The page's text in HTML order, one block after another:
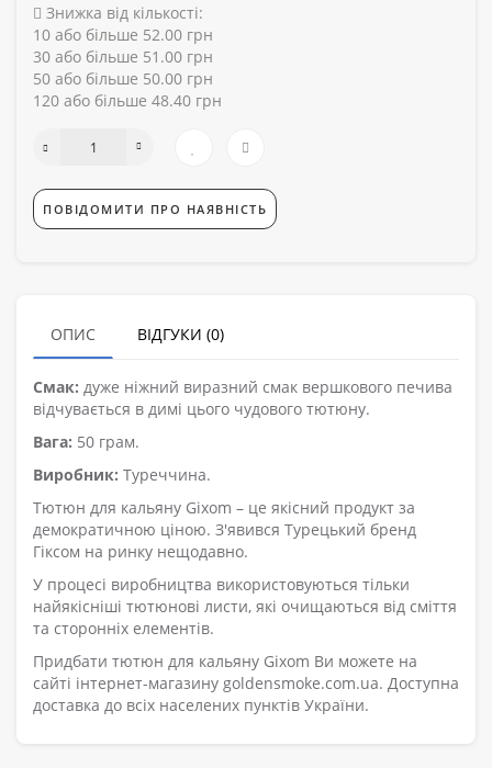
Знижка від кількості:
10 або більше 52.00 грн
30 або більше 51.00 грн
50 або більше 50.00 грн
120 або більше 48.40 грн
ПОВІДОМИТИ ПРО НАЯВНІСТЬ
ОПИС ВІДГУКИ (0)
Смак: дуже ніжний виразний смак вершкового печива
відчувається в димі цього чудового тютюну.
Вага: 50 грам.
Виробник: Туреччина.
Тютюн для кальяну Gixom – це якісний продукт за
демократичною ціною. З'явився Турецький бренд
Гіксом на ринку нещодавно.
У процесі виробництва використовуються тільки
найякісніші тютюнові листи, які очищаються від сміття
та сторонніх елементів.
Придбати тютюн для кальяну Gixom Ви можете на
сайті інтернет-магазину goldensmoke.com.ua. Доступна
доставка до всіх населених пунктів України.